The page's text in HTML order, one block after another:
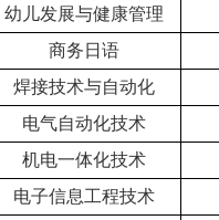
幼儿发展与健康管理
商务日语
焊接技术与自动化
电气自动化技术
机电一体化技术
电子信息工程技术